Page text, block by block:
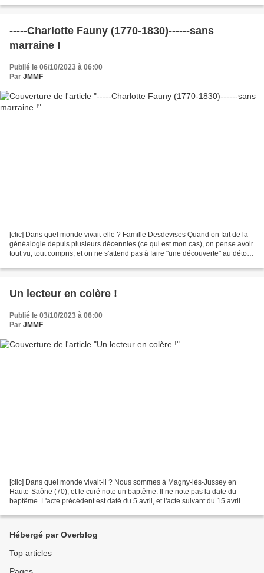
-----Charlotte Fauny (1770-1830)------sans
marraine !
Publié le 06/10/2023 à 06:00
Par JMMF
[clic] Dans quel monde vivait-elle ? Famille Desdevises Quand on fait de la
généalogie depuis plusieurs décennies (ce qui est mon cas), on pense avoir
tout vu, tout compris, et on ne s'attend pas à faire "une découverte" au détour
Un lecteur en colère !
Publié le 03/10/2023 à 06:00
Par JMMF
[clic] Dans quel monde vivait-il ? Nous sommes à Magny-lès-Jussey en
Haute-Saône (70), et le curé note un baptême. Il ne note pas la date du
baptême. L'acte précédent est daté du 5 avril, et l'acte suivant du 15 avril
Hébergé par Overblog
Top articles